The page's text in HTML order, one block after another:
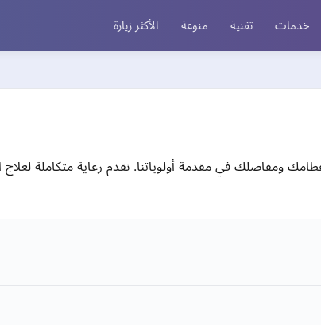
خدمات تقنية منوعة الأكثر زيارة
ومفاصلك في مقدمة أولوياتنا. نقدم رعاية متكاملة لعلاج